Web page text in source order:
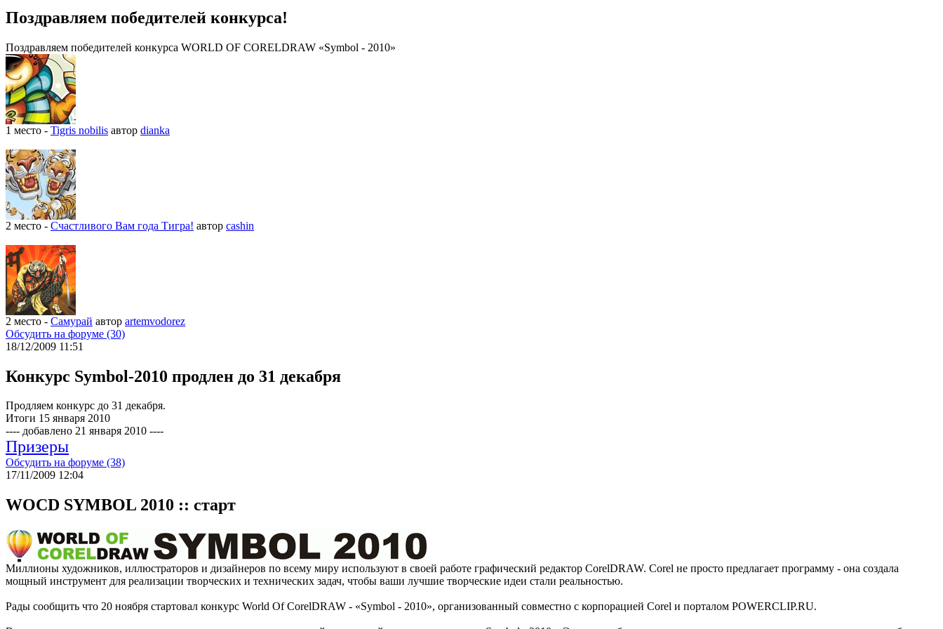
Поздравляем победителей конкурса!
Поздравляем победителей конкурса WORLD OF CORELDRAW «Symbol - 2010»
1 место - Tigris nobilis автор dianka
2 место - Счастливого Вам года Тигра! автор cashin
2 место - Самурай автор artemvodorez
Обсудить на форуме (30)
18/12/2009 11:51
Конкурс Symbol-2010 продлен до 31 декабря
Продляем конкурс до 31 декабря.
Итоги 15 января 2010
---- добавлено 21 января 2010 ----
Призеры
Обсудить на форуме (38)
17/11/2009 12:04
WOCD SYMBOL 2010 :: старт
Миллионы художников, иллюстраторов и дизайнеров по всему миру используют в своей работе графический редактор CorelDRAW. Corel не просто предлагает программу - она создала
мощный инструмент для реализации творческих и технических задач, чтобы ваши лучшие творческие идеи стали реальностью.
Рады сообщить что 20 ноября стартовал конкурс World Of CorelDRAW - «Symbol - 2010», организованный совместно с корпорацией Corel и порталом POWERCLIP.RU.